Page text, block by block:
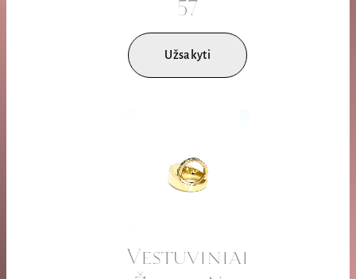
57
Užsakyti
Vestuviniai